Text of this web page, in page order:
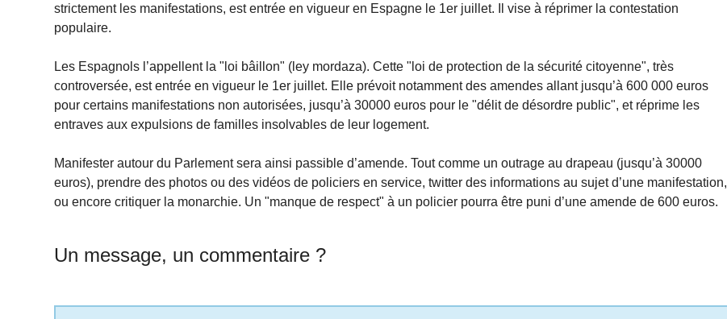
strictement les manifestations, est entrée en vigueur en Espagne le 1er juillet. Il vise à réprimer la contestation
populaire.
Les Espagnols l’appellent la "loi bâillon" (ley mordaza). Cette "loi de protection de la sécurité citoyenne", très
controversée, est entrée en vigueur le 1er juillet. Elle prévoit notamment des amendes allant jusqu’à 600 000 euros
pour certains manifestations non autorisées, jusqu’à 30000 euros pour le "délit de désordre public", et réprime les
entraves aux expulsions de familles insolvables de leur logement.
Manifester autour du Parlement sera ainsi passible d’amende. Tout comme un outrage au drapeau (jusqu’à 30000
euros), prendre des photos ou des vidéos de policiers en service, twitter des informations au sujet d’une manifestation,
ou encore critiquer la monarchie. Un "manque de respect" à un policier pourra être puni d’une amende de 600 euros.
Un message, un commentaire ?